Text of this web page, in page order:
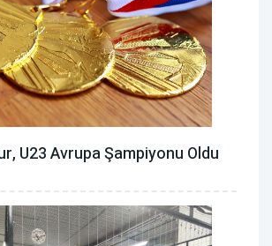
U23 Avrupa Şampiyonu Oldu